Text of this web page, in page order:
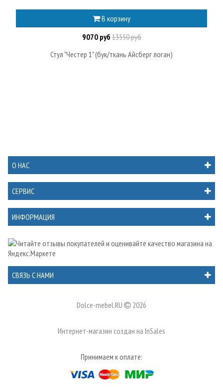
В корзину
9070 руб13550 руб
Стул "Честер 1" (бук/ткань Айсберг логан)
О НАС
СЕРВИС
ИНФОРМАЦИЯ
СВЯЗЬ С НАМИ
Dolce-mebel.RU 2026
Интернет-магазин создан на InSales
Принимаем к оплате: